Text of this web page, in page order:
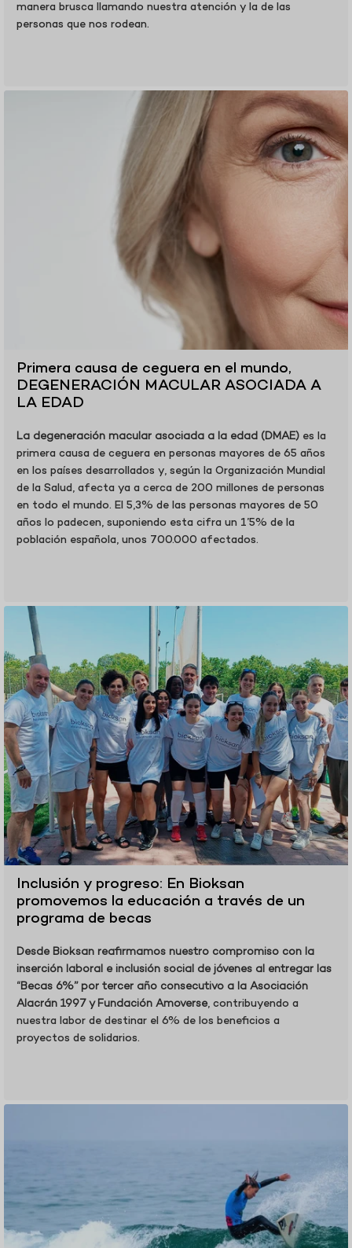
manera brusca llamando nuestra atención y la de las
personas que nos rodean.
Primera causa de ceguera en el mundo,
DEGENERACIÓN MACULAR ASOCIADA A
LA EDAD
La degeneración macular asociada a la edad (DMAE) es la
primera causa de ceguera en personas mayores de 65 años
en los países desarrollados y, según la Organización Mundial
de la Salud, afecta ya a cerca de 200 millones de personas
en todo el mundo. El 5,3% de las personas mayores de 50
años lo padecen, suponiendo esta cifra un 1’5% de la
población española, unos 700.000 afectados.
Inclusión y progreso: En Bioksan
promovemos la educación a través de un
programa de becas
Desde Bioksan reafirmamos nuestro compromiso con la
inserción laboral e inclusión social de jóvenes al entregar las
“Becas 6%” por tercer año consecutivo a la Asociación
Alacrán 1997 y Fundación Amoverse, contribuyendo a
nuestra labor de destinar el 6% de los beneficios a
proyectos de solidarios.